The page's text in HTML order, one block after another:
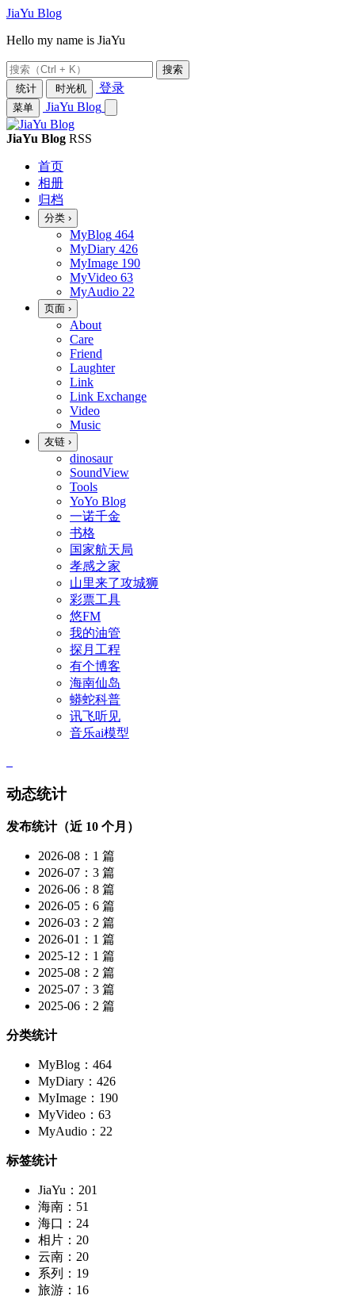
JiaYu Blog
Hello my name is JiaYu
搜索
统计
时光机 登录
菜单 JiaYu Blog
JiaYu Blog RSS
首页
相册
归档
分类 ›
MyBlog 464
MyDiary 426
MyImage 190
MyVideo 63
MyAudio 22
页面 ›
About
Care
Friend
Laughter
Link
Link Exchange
Video
Music
友链 ›
dinosaur
SoundView
Tools
YoYo Blog
一诺千金
书格
国家航天局
孝感之家
山里来了攻城狮
彩票工具
悠FM
我的油管
探月工程
有个博客
海南仙岛
蟒蛇科普
讯飞听见
音乐ai模型
动态统计
发布统计（近 10 个月）
2026-08：1 篇
2026-07：3 篇
2026-06：8 篇
2026-05：6 篇
2026-03：2 篇
2026-01：1 篇
2025-12：1 篇
2025-08：2 篇
2025-07：3 篇
2025-06：2 篇
分类统计
MyBlog：464
MyDiary：426
MyImage：190
MyVideo：63
MyAudio：22
标签统计
JiaYu：201
海南：51
海口：24
相片：20
云南：20
系列：19
旅游：16